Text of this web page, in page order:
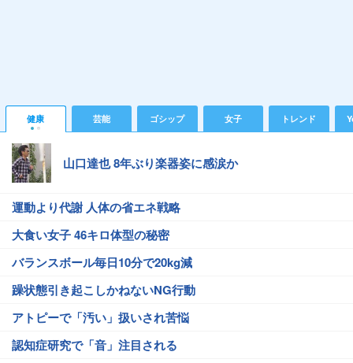
健康 芸能 ゴシップ 女子 トレンド
山口達也 8年ぶり楽器姿に感涙か
運動より代謝 人体の省エネ戦略
大食い女子 46キロ体型の秘密
バランスボール毎日10分で20kg減
躁状態引き起こしかねないNG行動
アトピーで「汚い」扱いされ苦悩
認知症研究で「音」注目される